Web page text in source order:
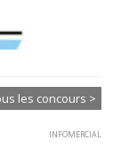
les concours >
INFOMERCIAL